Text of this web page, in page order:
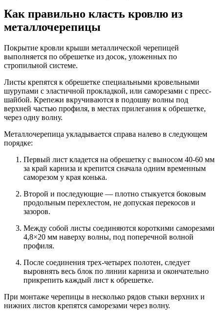
Как правильно класть кровлю из
металлочерепицы
Покрытие кровли крыши металлической черепицей
выполняется по обрешетке из досок, уложенных по
стропильной системе.
Листы крепятся к обрешетке специальными кровельными
шурупами с эластичной прокладкой, или саморезами с пресс-
шайбой. Крепежи вкручиваются в подошву волны под
верхней частью профиля, в местах прилегания к обрешетке,
через одну волну.
Металлочерепица укладывается справа налево в следующем
порядке:
Первый лист кладется на обрешетку с выносом 40-60 мм
за край карниза и крепится сначала одним временным
саморезом у края конька.
Второй и последующие — плотно стыкуется боковым
продольным перехлестом, не допуская перекосов и
зазоров.
Между собой листы соединяются короткими саморезами
4,8×20 мм наверху волны, под поперечной волной
профиля.
После соединения трех-четырех полотен, следует
выровнять весь блок по линии карниза и окончательно
прикрепить каждый лист к обрешетке.
При монтаже черепицы в несколько рядов стыки верхних и
нижних листов крепятся саморезами через волну.